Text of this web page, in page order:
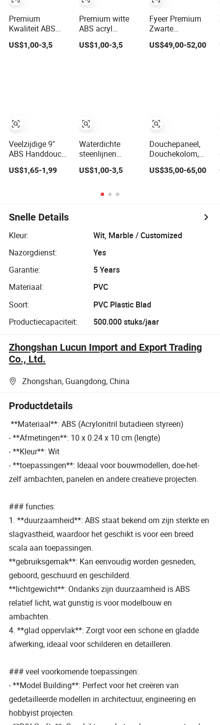
Premium
Kwaliteit ABS
voor Moderne
US$1,00-3,5
Veelzijdige 9"
ABS Handdouche
Kleuropties
US$1,65-1,99
Premium witte
ABS acryl
voor eigentijdse
US$1,00-3,5
Waterdichte
steenlijnen
paneel voor
douchebasis,
wandpaneel
US$1,00-3,5
Fyeer Premium
Zwarte
met RVS
US$49,00-52,00
Douchepaneel,
Douchekolom,
Buitendouche
US$35,00-65,00
Snelle Details
Kleur:
Wit, Marble / Customized
Nazorgdienst:
Yes
Garantie:
5 Years
Materiaal:
PVC
Soort:
PVC Plastic Blad
Productiecapaciteit:
500.000 stuks/jaar
Zhongshan Lucun Import and Export Trading
Co., Ltd.
Zhongshan, Guangdong, China
Productdetails
**Materiaal**: ABS (Acrylonitril butadieen styreen)
- **Afmetingen**: 10 x 0.24 x 10 cm (lengte)
- **Kleur**: Wit
- **toepassingen**: Ideaal voor bouwmodellen, doe-het-
zelf ambachten, panelen en andere creatieve projecten.
### functies:
1. **duurzaamheid**: ABS staat bekend om zijn sterkte en
slagvastheid, waardoor het geschikt is voor een breed
scala aan toepassingen.
**gebruiksgemak**: Kan eenvoudig worden gesneden,
geboord, geschuurd en geschilderd.
**lichtgewicht**: Ondanks zijn duurzaamheid is ABS
relatief licht, wat gunstig is voor modelbouw en
ambachten.
4. **glad oppervlak**: Zorgt voor een schone en gladde
afwerking, ideaal voor schilderen en detailleren.
### veel voorkomende toepassingen:
- **Model Building**: Perfect voor het creëren van
gedetailleerde modellen in architectuur, engineering en
hobbyist projecten.